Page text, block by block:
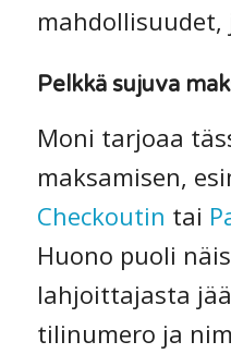
mahdollisuudet,
Pelkkä sujuva
Moni tarjoaa
maksamisen,
Checkoutin tai
Huono puoli
lahjoittajasta
tilinumero ja